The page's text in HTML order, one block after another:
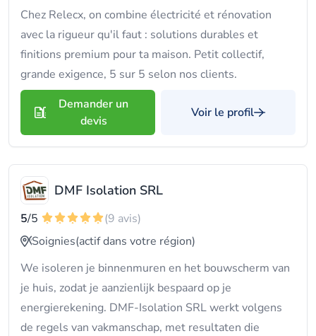
Chez Relecx, on combine électricité et rénovation
avec la rigueur qu'il faut : solutions durables et
finitions premium pour ta maison. Petit collectif,
grande exigence, 5 sur 5 selon nos clients.
Demander un
devis
Voir le profil
DMF Isolation SRL
5/5
(9 avis)
Soignies(actif dans votre région)
We isoleren je binnenmuren en het bouwscherm van
je huis, zodat je aanzienlijk bespaard op je
energierekening. DMF-Isolation SRL werkt volgens
de regels van vakmanschap, met resultaten die